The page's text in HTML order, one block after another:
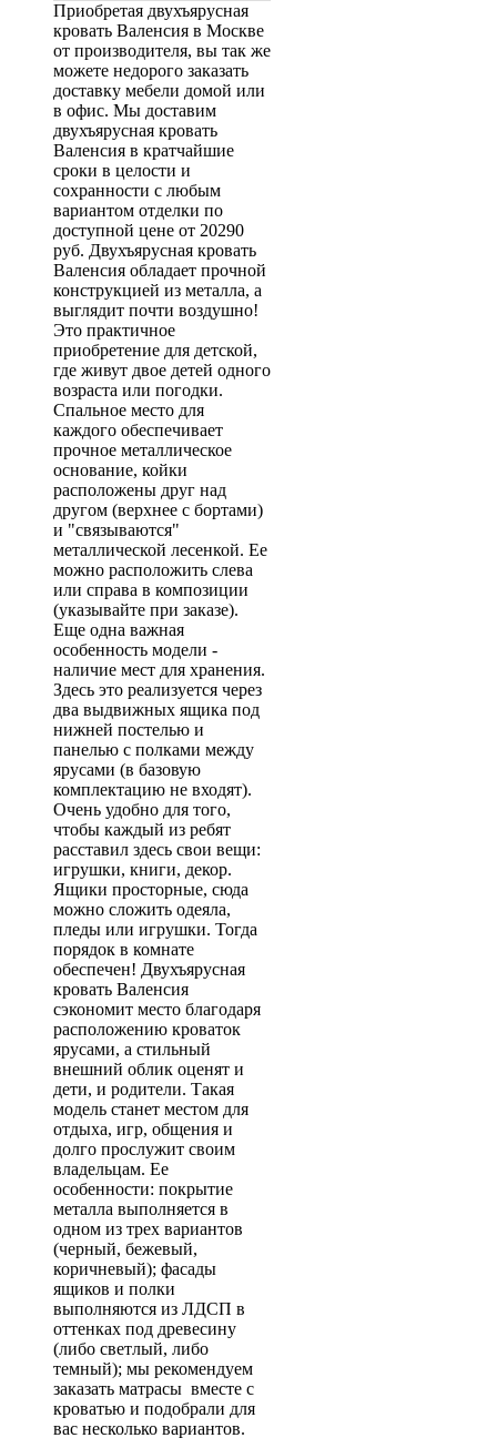
Приобретая двухъярусная
кровать Валенсия в Москве
от производителя, вы так же
можете недорого заказать
доставку мебели домой или
в офис. Мы доставим
двухъярусная кровать
Валенсия в кратчайшие
сроки в целости и
сохранности с любым
вариантом отделки по
доступной цене от 20290
руб. Двухъярусная кровать
Валенсия обладает прочной
конструкцией из металла, а
выглядит почти воздушно!
Это практичное
приобретение для детской,
где живут двое детей одного
возраста или погодки.
Спальное место для
каждого обеспечивает
прочное металлическое
основание, койки
расположены друг над
другом (верхнее с бортами)
и "связываются"
металлической лесенкой. Ее
можно расположить слева
или справа в композиции
(указывайте при заказе).
Еще одна важная
особенность модели -
наличие мест для хранения.
Здесь это реализуется через
два выдвижных ящика под
нижней постелью и
панелью с полками между
ярусами (в базовую
комплектацию не входят).
Очень удобно для того,
чтобы каждый из ребят
расставил здесь свои вещи:
игрушки, книги, декор.
Ящики просторные, сюда
можно сложить одеяла,
пледы или игрушки. Тогда
порядок в комнате
обеспечен! Двухъярусная
кровать Валенсия
сэкономит место благодаря
расположению кроваток
ярусами, а стильный
внешний облик оценят и
дети, и родители. Такая
модель станет местом для
отдыха, игр, общения и
долго прослужит своим
владельцам. Ее
особенности: покрытие
металла выполняется в
одном из трех вариантов
(черный, бежевый,
коричневый); фасады
ящиков и полки
выполняются из ЛДСП в
оттенках под древесину
(либо светлый, либо
темный); мы рекомендуем
заказать матрасы вместе с
кроватью и подобрали для
вас несколько вариантов.